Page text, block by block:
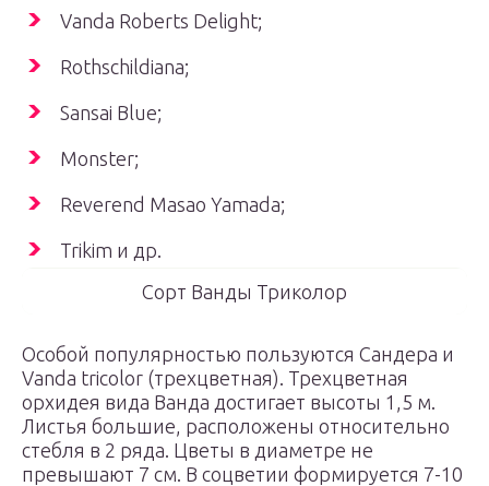
Vanda Roberts Delight;
Rothschildiana;
Sansai Blue;
Monster;
Reverend Masao Yamada;
Trikim и др.
Сорт Ванды Триколор
Особой популярностью пользуются Сандера и
Vanda tricolor (трехцветная). Трехцветная
орхидея вида Ванда достигает высоты 1,5 м.
Листья большие, расположены относительно
стебля в 2 ряда. Цветы в диаметре не
превышают 7 см. В соцветии формируется 7-10